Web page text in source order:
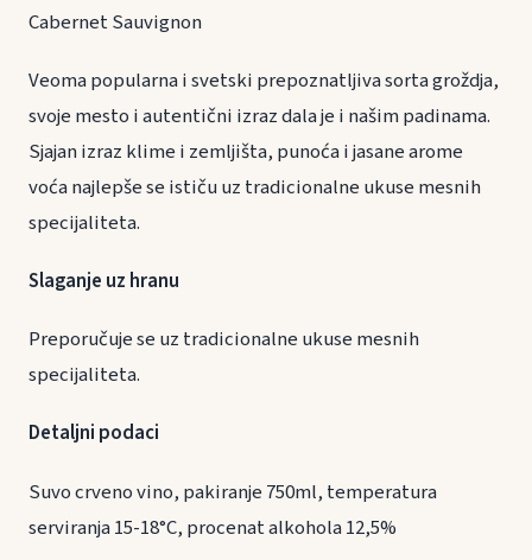
Cabernet Sauvignon
Veoma popularna i svetski prepoznatljiva sorta groždja,
svoje mesto i autentični izraz dala je i našim padinama.
Sjajan izraz klime i zemljišta, punoća i jasane arome
voća najlepše se ističu uz tradicionalne ukuse mesnih
specijaliteta.
Slaganje uz hranu
Preporučuje se uz tradicionalne ukuse mesnih
specijaliteta.
Detaljni podaci
Suvo crveno vino, pakiranje 750ml, temperatura
serviranja 15-18°C, procenat alkohola 12,5%